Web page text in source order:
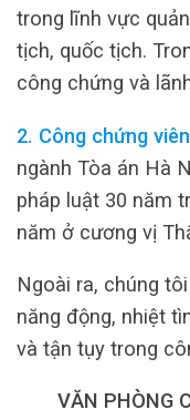
trong lĩnh vực
tịch, quốc tịch.
công chứng và
2. Công chứng
ngành Tòa án Hà
pháp luật 30 năm
năm ở cương vị
Ngoài ra, chúng
năng động, nhiệt
và tận tụy trong
VĂN PHÒNG